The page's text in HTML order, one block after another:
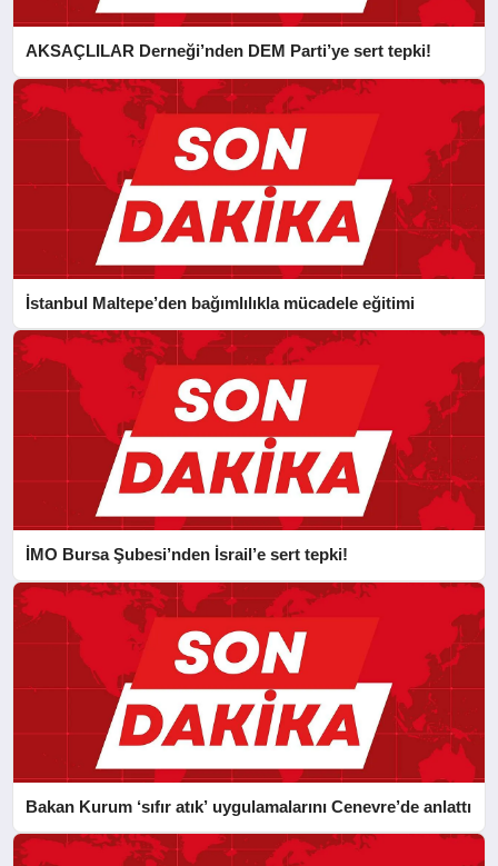
AKSAÇLILAR Derneği’nden DEM Parti’ye sert tepki!
İstanbul Maltepe’den bağımlılıkla mücadele eğitimi
İMO Bursa Şubesi’nden İsrail’e sert tepki!
Bakan Kurum ‘sıfır atık’ uygulamalarını Cenevre’de anlattı